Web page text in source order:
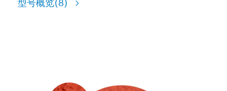
型号概览(8)